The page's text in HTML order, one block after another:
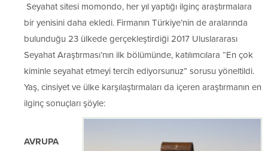
Seyahat sitesi momondo, her yıl yaptığı ilginç araştırmalara
bir yenisini daha ekledi. Firmanın Türkiye’nin de aralarında
bulunduğu 23 ülkede gerçekleştirdiği 2017 Uluslararası
Seyahat Araştırması’nın ilk bölümünde, katılımcılara “En çok
kiminle seyahat etmeyi tercih ediyorsunuz” sorusu yöneltildi.
Yaş, cinsiyet ve ülke karşılaştırmaları da içeren araştırmanın en
ilginç sonuçları şöyle:
AVRUPA